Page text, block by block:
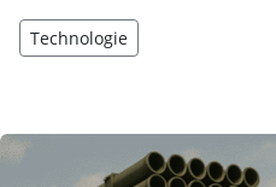
Technologie